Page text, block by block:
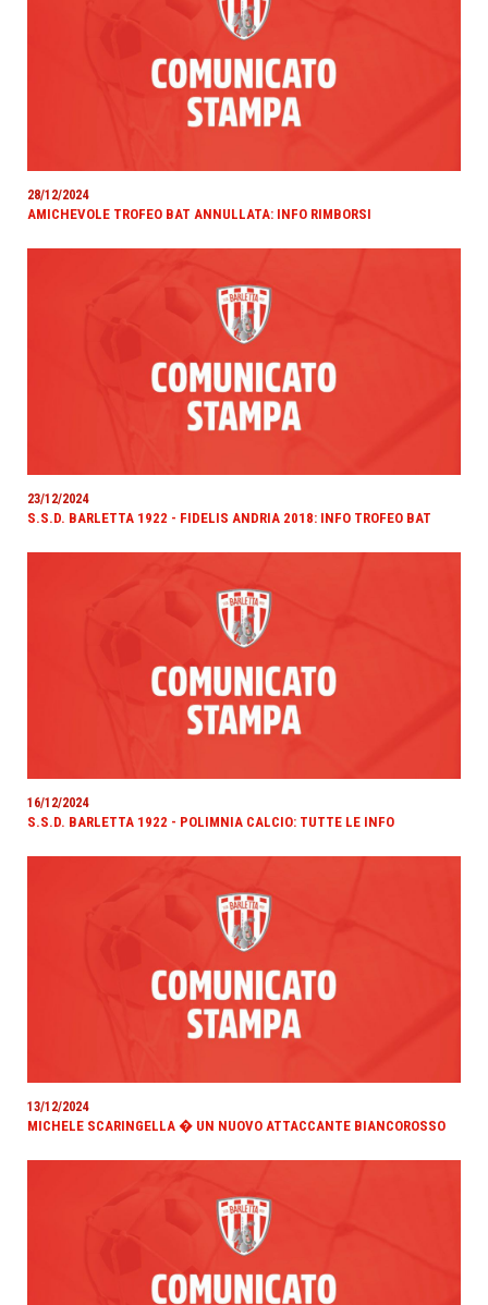
28/12/2024
AMICHEVOLE TROFEO BAT ANNULLATA: INFO RIMBORSI
23/12/2024
S.S.D. BARLETTA 1922 - FIDELIS ANDRIA 2018: INFO TROFEO BAT
16/12/2024
S.S.D. BARLETTA 1922 - POLIMNIA CALCIO: TUTTE LE INFO
13/12/2024
MICHELE SCARINGELLA � UN NUOVO ATTACCANTE BIANCOROSSO